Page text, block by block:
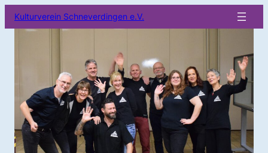
Kulturverein Schneverdingen e.V.